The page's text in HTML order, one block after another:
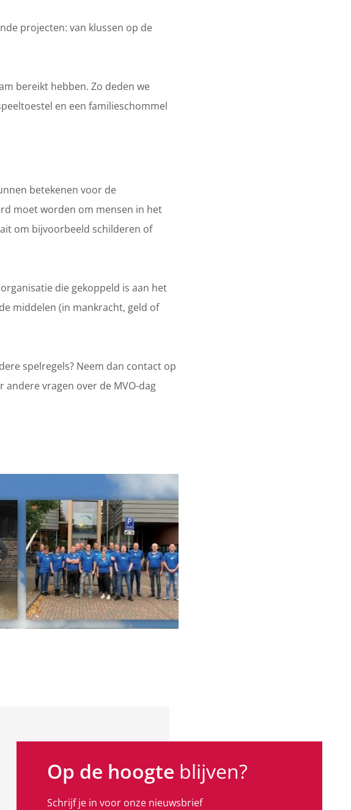
projecten: van klussen op de
bereikt hebben. Zo deden we
en een familieschommel
betekenen voor de
moet worden om mensen in het
om bijvoorbeeld schilderen of
die gekoppeld is aan het
middelen (in mankracht, geld of
spelregels? Neem dan contact op
andere vragen over de MVO-dag
Op de hoogte blijven?
Schrijf je in voor onze nieuwsbrief